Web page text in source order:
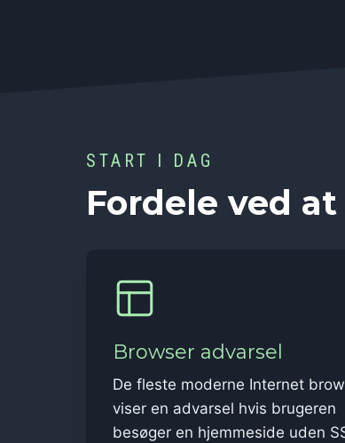
START I DAG
Fordele ved
Browser advarsel
De fleste moderne Internet
viser en advarsel hvis brugeren
besøger en hjemmeside uden